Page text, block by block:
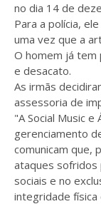
no dia 14 de
Para a polícia,
uma vez que a
O homem já
e desacato.
As irmãs
assessoria de
"A Social Music
gerenciamento
comunicam que,
ataques sofridos
sociais e no
integridade física